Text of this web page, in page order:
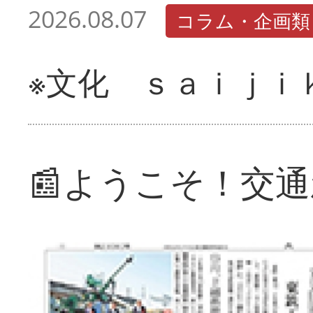
2026.08.07 コラム・企画類
※文化 ｓａｉｊ
📰ようこそ！交